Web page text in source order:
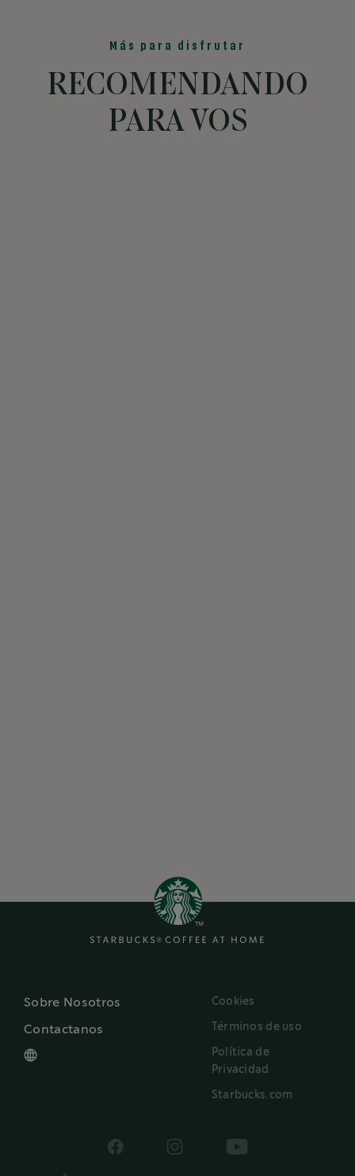
Más para disfrutar
RECOMENDANDO
PARA VOS
Sobre Nosotros
Contactanos
Cookies
Términos de uso
Política de
Privacidad
Starbucks.com